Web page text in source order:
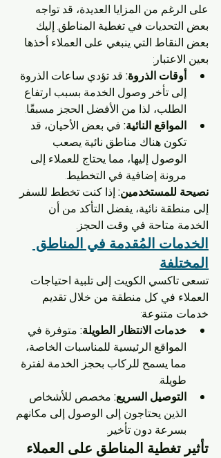
على الرغم من المزايا العديدة، قد تواجه
بعض التحديات في تغطية المناطق. إليك
بعض النقاط التي ينبغي على العملاء أخذها
بعين الاعتبار:
أوقات الذروة: قد تؤدي ساعات الذروة
إلى تأخر وصول الخدمة بسبب ارتفاع
الطلب، لذا من الأفضل الحجز مسبقًا.
المواقع النائية: في بعض الأحيان، قد
تكون هناك مناطق نائية يصعب
الوصول إليها، مما يحتاج للعملاء إلى
مرونة إضافية في التخطيط.
نصيحة للمستخدمين: إذا كنت تخطط للسفر
إلى منطقة نائية، يفضل التأكد من أن
الخدمة متاحة في وقت الحجز.
الخدمات المُقدمة في المناطق
المختلفة
تسعى تاكسي الكويت إلى تلبية احتياجات
العملاء في كل منطقة من خلال تقديم
خدمات متنوعة:
خدمات الانتظار الطويلة: متوفرة في
المواقع الرئيسية للمناسبات الخاصة،
مما يسمح للركاب بحجز الخدمة لفترة
طويلة.
التوصيل السريع: مخصص للأشخاص
الذين يحتاجون إلى الوصول إلى مكانهم
بسرعة دون تأخير.
تأثير تغطية المناطق على العملاء